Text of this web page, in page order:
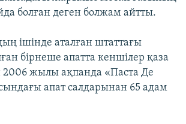
болған деген болжам айтты.
ішінде аталған штаттағы
бірнеше апатта кеншілер қаза
2006 жылы ақпанда «Паста Де
апат салдарынан 65 адам